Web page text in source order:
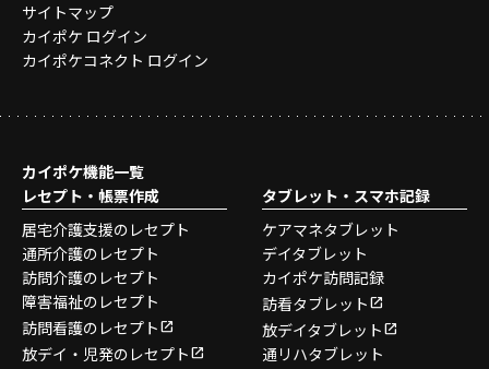
サイトマップ
カイポケ ログイン
カイポケコネクト ログイン
カイポケ機能一覧
レセプト・帳票作成
居宅介護支援のレセプト
通所介護のレセプト
訪問介護のレセプト
障害福祉のレセプト
訪問看護のレセプト
放デイ・児発のレセプト
タブレット・スマホ記録
ケアマネタブレット
デイタブレット
カイポケ訪問記録
訪看タブレット
放デイタブレット
通リハタブレット